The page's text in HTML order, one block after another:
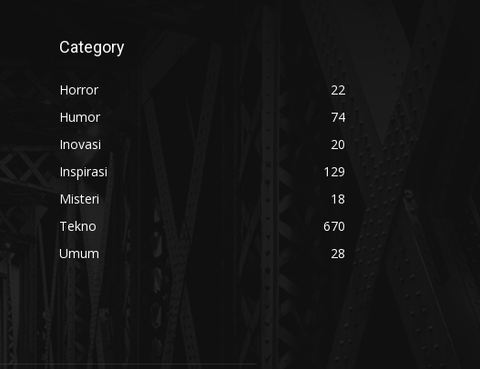
Category
Horror
22
Humor
74
Inovasi
20
Inspirasi
129
Misteri
18
Tekno
670
Umum
28